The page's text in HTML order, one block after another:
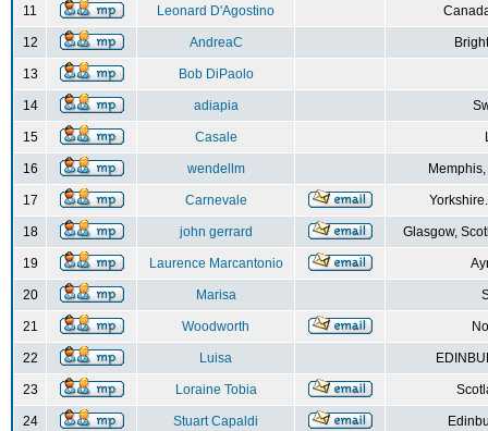
11 Leonard D'Agostino
12 AndreaC
13 Bob DiPaolo
14 adiapia
15 Casale
16 wendellm
17 Carnevale
18 john gerrard Glasgow,
19 Laurence Marcantonio
20 Marisa
21 Woodworth
22 Luisa
23 Loraine Tobia
24 Stuart Capaldi